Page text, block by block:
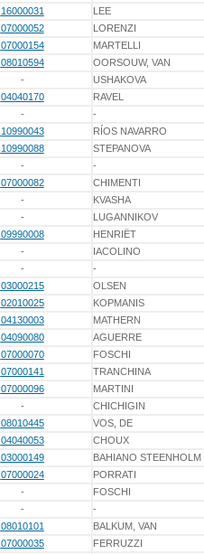
16000031 LEE
07000052 LORENZI
07000154 MARTELLI
08010594 OORSOUW, VAN
- USHAKOVA
04040170 RAVEL
- -
10990043 RÍOS NAVARRO
10990088 STEPANOVA
- -
07000082 CHIMENTI
- KVASHA
- LUGANNIKOV
09990008 HENRIËT
- IACOLINO
- -
03000215 OLSEN
02010025 KOPMANIS
04130003 MATHERN
04090080 AGUERRE
07000070 FOSCHI
07000141 TRANCHINA
07000096 MARTINI
- CHICHIGIN
08010445 VOS, DE
04040053 CHOUX
03000149 BAHIANO STEENHOLM
07000024 PORRATI
- FOSCHI
- -
08010101 BALKUM, VAN
07000035 FERRUZZI